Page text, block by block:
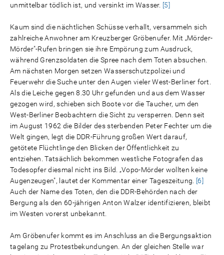
unmittelbar tödlich ist, und versinkt im Wasser. [5]
Kaum sind die nächtlichen Schüsse verhallt, versammeln sich
zahlreiche Anwohner am Kreuzberger Gröbenufer. Mit „Mörder-
Mörder"-Rufen bringen sie ihre Empörung zum Ausdruck,
während Grenzsoldaten die Spree nach dem Toten absuchen.
Am nächsten Morgen setzen Wasserschutzpolizei und
Feuerwehr die Suche unter den Augen vieler West-Berliner fort.
Als die Leiche gegen 8.30 Uhr gefunden und aus dem Wasser
gezogen wird, schieben sich Boote vor die Taucher, um den
West-Berliner Beobachtern die Sicht zu versperren. Denn seit
im August 1962 die Bilder des sterbenden Peter Fechter um die
Welt gingen, legt die DDR-Führung großen Wert darauf,
getötete Flüchtlinge den Blicken der Öffentlichkeit zu
entziehen. Tatsächlich bekommen westliche Fotografen das
Todesopfer diesmal nicht ins Bild. „Vopo-Mörder wollten keine
Augenzeugen", lautet der Kommentar einer Tageszeitung.
[6]
Auch der Name des Toten, den die DDR-Behörden nach der
Bergung als den 60-jährigen Anton Walzer identifizieren, bleibt
im Westen vorerst unbekannt.
Am Gröbenufer kommt es im Anschluss an die Bergungsaktion
tagelang zu Protestbekundungen. An der gleichen Stelle war